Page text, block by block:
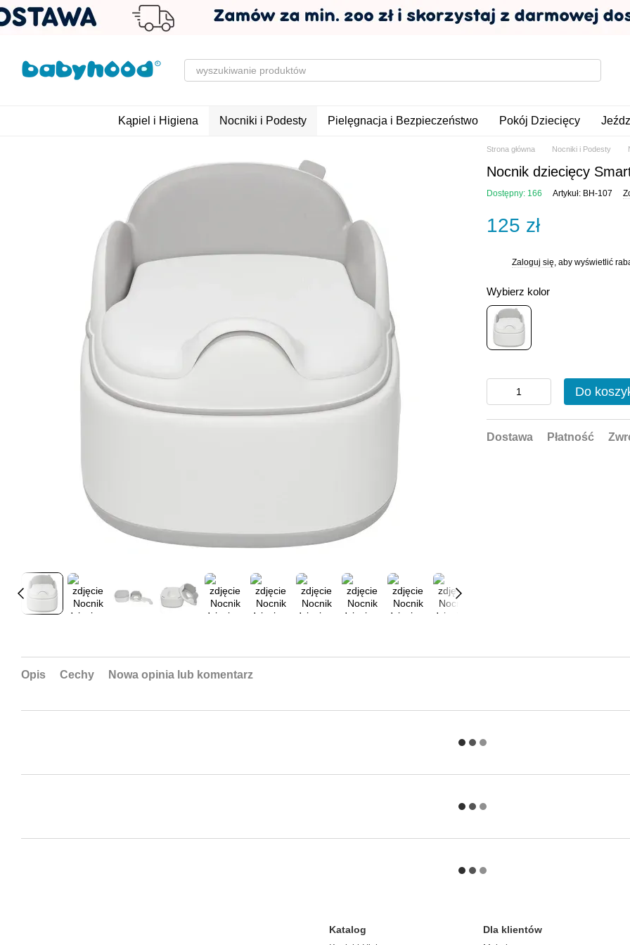
Przejdź do głównej treści
Kąpiel i Higiena Nocniki i Podesty Pielęgnacja i Bezpieczeństwo Pokój Dziecięcy
Strona główna Nocniki i Podesty
Nocnik dziecięcy
Dostępny: 166 Artykuł: BH-107
125 zł
Zaloguj się , aby wyświetlić
Wybierz kolor
Do
Dostawa Płatność
Opis Cechy Nowa opinia lub komentarz
Katalog Dla klientów